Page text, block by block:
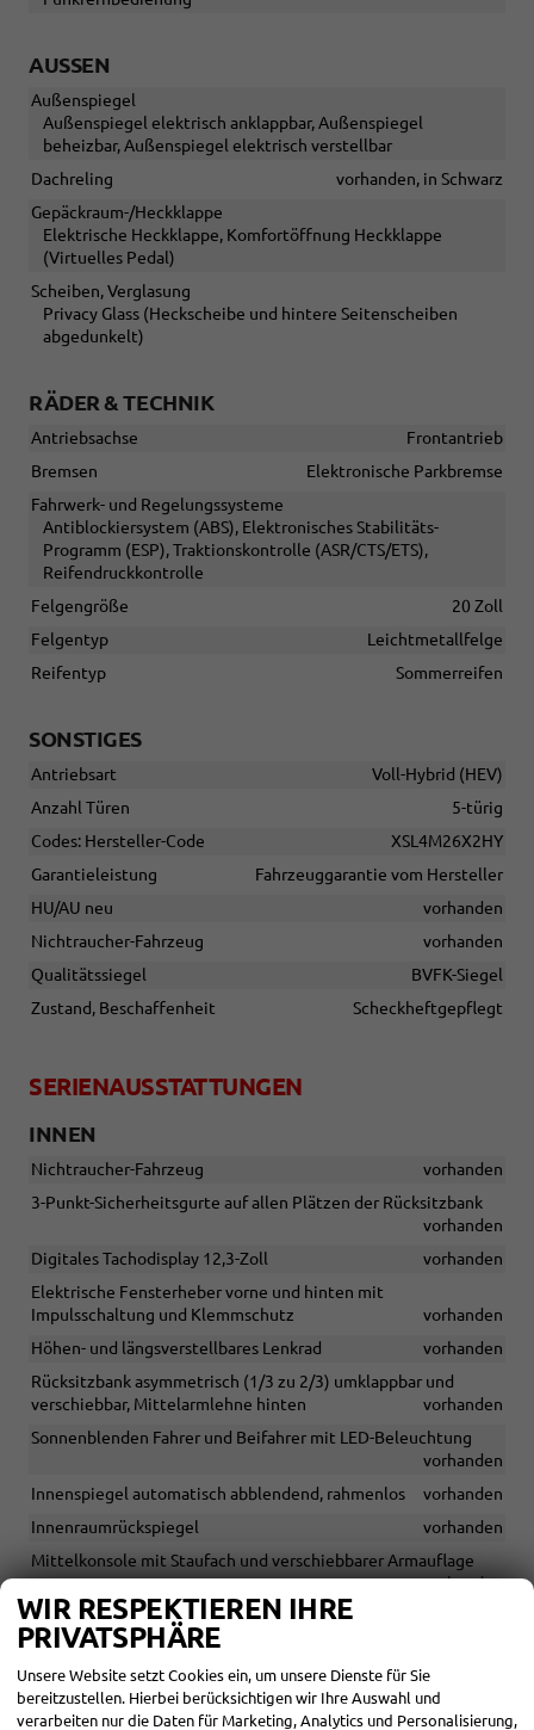
AUSSEN
Außenspiegel
Außenspiegel elektrisch anklappbar, Außenspiegel
beheizbar, Außenspiegel elektrisch verstellbar
Dachreling
vorhanden, in Schwarz
Gepäckraum-/Heckklappe
Elektrische Heckklappe, Komfortöffnung Heckklappe
(Virtuelles Pedal)
Scheiben, Verglasung
Privacy Glass (Heckscheibe und hintere Seitenscheiben
abgedunkelt)
RÄDER & TECHNIK
Antriebsachse
Frontantrieb
Bremsen
Elektronische Parkbremse
Fahrwerk- und Regelungssysteme
Antiblockiersystem (ABS), Elektronisches Stabilitäts-
Programm (ESP), Traktionskontrolle (ASR/CTS/ETS),
Reifendruckkontrolle
Felgengröße
20 Zoll
Felgentyp
Leichtmetallfelge
Reifentyp
Sommerreifen
SONSTIGES
Antriebsart
Voll-Hybrid (HEV)
Anzahl Türen
5-türig
Codes: Hersteller-Code
XSL4M26X2HY
Garantieleistung
Fahrzeuggarantie vom Hersteller
HU/AU neu
vorhanden
Nichtraucher-Fahrzeug
vorhanden
Qualitätssiegel
BVFK-Siegel
Zustand, Beschaffenheit
Scheckheftgepflegt
SERIENAUSSTATTUNGEN
INNEN
Nichtraucher-Fahrzeug
vorhanden
3-Punkt-Sicherheitsgurte auf allen Plätzen der Rücksitzbank
vorhanden
Digitales Tachodisplay 12,3-Zoll
vorhanden
Elektrische Fensterheber vorne und hinten mit
Impulsschaltung und Klemmschutz
vorhanden
Höhen- und längsverstellbares Lenkrad
vorhanden
Rücksitzbank asymmetrisch (1/3 zu 2/3) umklappbar und
verschiebbar, Mittelarmlehne hinten
vorhanden
Sonnenblenden Fahrer und Beifahrer mit LED-Beleuchtung
vorhanden
Innenspiegel automatisch abblendend, rahmenlos
vorhanden
Innenraumrückspiegel
vorhanden
Mittelkonsole mit Staufach und verschiebbarer Armauflage
vorhanden
Multi-Sense zur individuellen Einstellung der
Fahrzeugcharakteristik
Verstellbare Vordersitze: Fahrersitz 6-fach elektrisch
verstellbar mit Lordosenstütze und Massagefunktion und
Beifahrersitz 6-fach manuell verstellbar
vorhanden
WIR RESPEKTIEREN IHRE
PRIVATSPHÄRE
Unsere Website setzt Cookies ein, um unsere Dienste für Sie
bereitzustellen. Hierbei berücksichtigen wir Ihre Auswahl und
verarbeiten nur die Daten für Marketing, Analytics und Personalisierung,